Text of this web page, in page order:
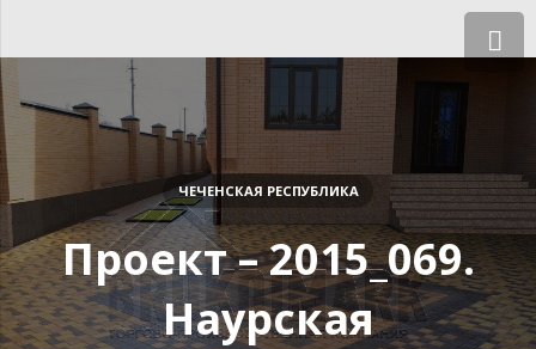
Проект – 2015_069.
Наурская
ЧЕЧЕНСКАЯ РЕСПУБЛИКА